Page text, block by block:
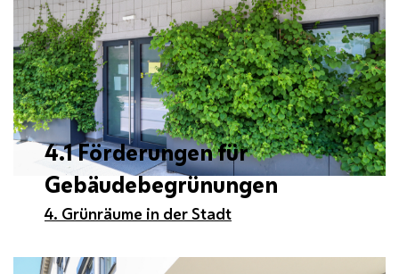
4.1 Förderungen für
Gebäudebegrünungen
4. Grünräume in der Stadt